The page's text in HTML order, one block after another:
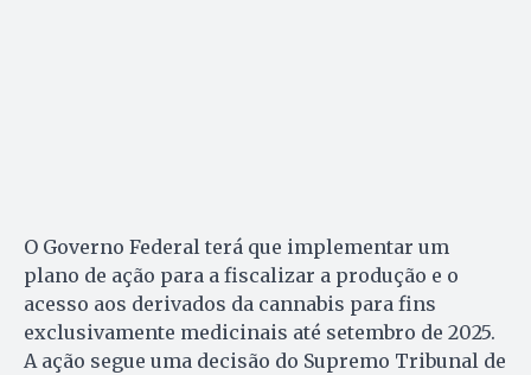
O Governo Federal terá que implementar um
plano de ação para a fiscalizar a produção e o
acesso aos derivados da cannabis para fins
exclusivamente medicinais até setembro de 2025.
A ação segue uma decisão do Supremo Tribunal de